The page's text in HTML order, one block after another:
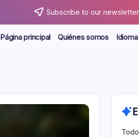
Subscribe to our
Página principal Quiénes somos
Idioma